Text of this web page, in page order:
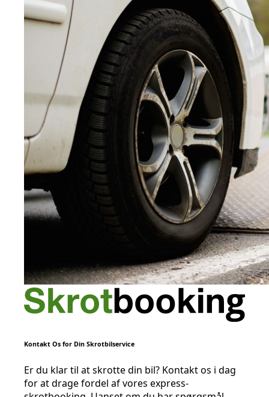
Kontakt Os for Din Skrotbilservice
Er du klar til at skrotte din bil? Kontakt os i dag
for at drage fordel af vores express-